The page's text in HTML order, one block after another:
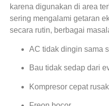
karena digunakan di area
sering mengalami getaran
secara rutin, berbagai
AC tidak dingin sama
Bau tidak sedap dari
Kompresor cepat rusak